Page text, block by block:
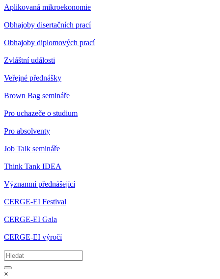
Aplikovaná mikroekonomie
Obhajoby disertačních prací
Obhajoby diplomových prací
Zvláštní události
Veřejné přednášky
Brown Bag semináře
Pro uchazeče o studium
Pro absolventy
Job Talk semináře
Think Tank IDEA
Významní přednášející
CERGE-EI Festival
CERGE-EI Gala
CERGE-EI výročí
×